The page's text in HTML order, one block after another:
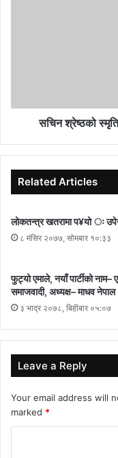
कार्यपालिकाका
भइरहेको सम्बन्धित सबैमा
सेवामा लाग्न अनुरोध गर्दछौ’
सचिन श्रेष्ठको
Related Articles
लोकतन्त्र खतरामा प¥यो ः
८ मंसिर २०७७, सोमबार १०:३३
फुट्यो एमाले, नयाँ पार्टीको नाम–
समाजवादी, अध्यक्ष– माधव नेपाल
३ भाद्र २०७८, बिहीबार ०५:०७
Leave a Reply
Your email address will
marked *